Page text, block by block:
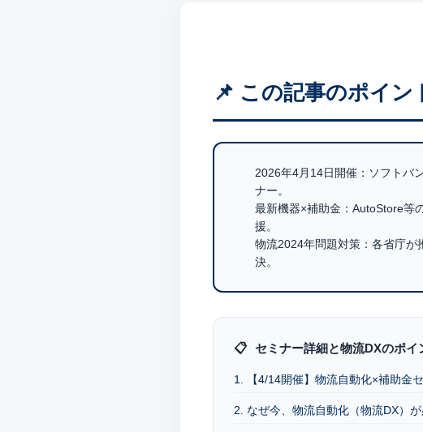
📌 この記事のポイン
2026年4月14日開催： ソフトバ
ナー。
最新機器×補助金： AutoStore等
援。
物流2024年問題対策： 各省庁が
決。
セミナー詳細と物流DXのポイ
1. 【4/14開催】物流自動化×補助金
2. なぜ今、物流自動化（物流DX）